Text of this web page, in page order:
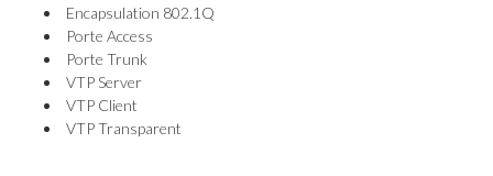
Encapsulation 802.1Q
Porte Access
Porte Trunk
VTP Server
VTP Client
VTP Transparent